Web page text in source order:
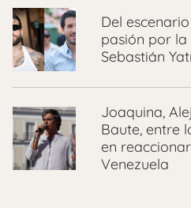
Del
pasión por
Sebastián
Joaquina,
Baute, entre
en
Venezuela